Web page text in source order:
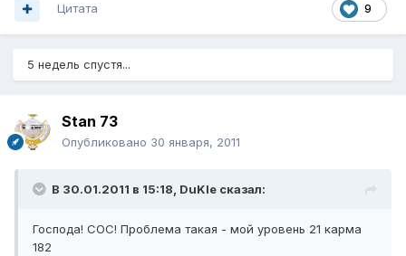
9
Цитата
5 недель спустя...
Stan 73
Опубликовано 30 января, 2011
В 30.01.2011 в 15:18, DuKle сказал:
Господа! СОС! Проблема такая - мой уровень 21 карма
182